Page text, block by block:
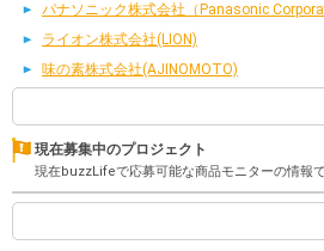
パナソニック株式会社（Panasonic
ライオン株式会社(LION)
味の素株式会社(AJINOMOTO)
現在募集中のプロジェクト
現在buzzLifeで応募可能な商品モニターの情報で